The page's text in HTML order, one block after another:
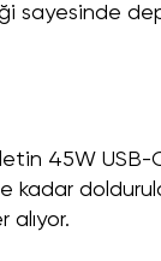
sayesinde
45W USB-
kadar